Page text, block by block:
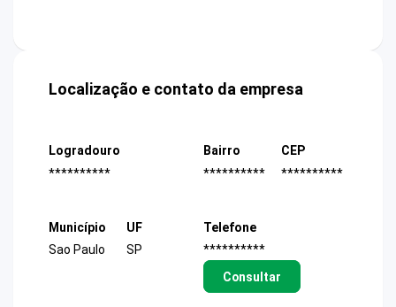
Localização e contato da empresa
Logradouro
**********
Bairro
**********
CEP
**********
Município
Sao Paulo
UF
SP
Telefone
**********
Consultar